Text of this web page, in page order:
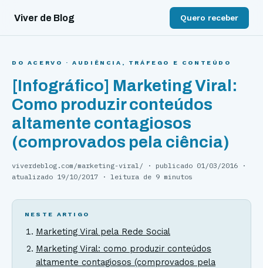
Viver de Blog Quero receber
DO ACERVO ·AUDIÊNCIA, TRÁFEGO E CONTEÚDO
[Infográfico] Marketing Viral:
Como produzir conteúdos
altamente contagiosos
(comprovados pela ciência)
viverdeblog.com/marketing-viral / · publicado 01/03/2016 ·
atualizado 19/10/2017 · leitura de 9 minutos
NESTE ARTIGO
Marketing Viral pela Rede Social
Marketing Viral: como produzir conteúdos
altamente contagiosos (comprovados pela